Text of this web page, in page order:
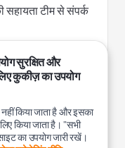
टीम से संपर्क
सुरक्षित और
कुकीज़ का उपयोग
किया जाता है और इसका
किया जाता है। "सभी
का उपयोग जारी रखें।